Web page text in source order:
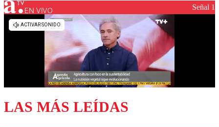
Los comentarios son moderados para garantizar un
diálogo respetuoso.
EN VIVO Señal 1
LAS MÁS LEÍDAS